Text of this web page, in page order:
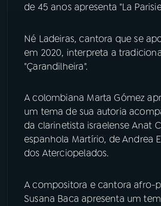
TikTok
de 45 anos apresenta "La
Né Ladeiras, cantora que se
em 2020, interpreta a
"Çarandilheira".
A colombiana Marta Gómez
um tema de sua autoria
da clarinetista israelense Anat
espanhola Martírio, de Andrea
dos Aterciopelados.
A compositora e cantora afro-
Susana Baca apresenta um